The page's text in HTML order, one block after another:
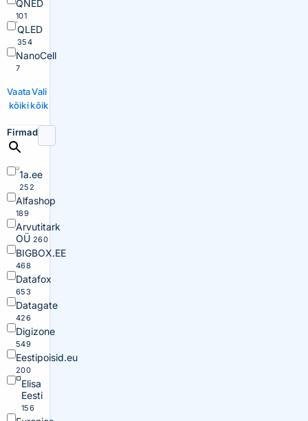
QNED
101
QLED
354
NanoCell
7
Vaata
kõiki
Vali
kõik
Firmad
1a.ee
252
Alfashop
189
Arvutitark
OÜ 260
BIGBOX.EE
468
Datafox
653
Datagate
426
Digizone
549
Eestipoisid.eu
200
Elisa
Eesti
156